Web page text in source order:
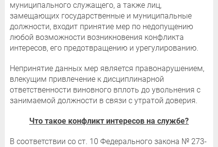
муниципального служащего, а также лиц,
замещающих государственные и муниципальные
должности, входит принятие мер по недопущению
любой возможности возникновения конфликта
интересов, его предотвращению и урегулированию.
Непринятие данных мер является правонарушением,
влекущим привлечение к дисциплинарной
ответственности виновного вплоть до увольнения с
занимаемой должности в связи с утратой доверия.
Что такое конфликт интересов на службе?
В соответствии со ст. 10 Федерального закона № 273-